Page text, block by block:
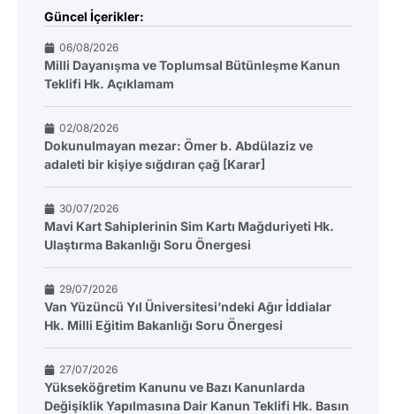
Güncel İçerikler:
06/08/2026
Milli Dayanışma ve Toplumsal Bütünleşme Kanun
Teklifi Hk. Açıklamam
02/08/2026
Dokunulmayan mezar: Ömer b. Abdülaziz ve
adaleti bir kişiye sığdıran çağ [Karar]
30/07/2026
Mavi Kart Sahiplerinin Sim Kartı Mağduriyeti Hk.
Ulaştırma Bakanlığı Soru Önergesi
29/07/2026
Van Yüzüncü Yıl Üniversitesi’ndeki Ağır İddialar
Hk. Milli Eğitim Bakanlığı Soru Önergesi
27/07/2026
Yükseköğretim Kanunu ve Bazı Kanunlarda
Değişiklik Yapılmasına Dair Kanun Teklifi Hk. Basın